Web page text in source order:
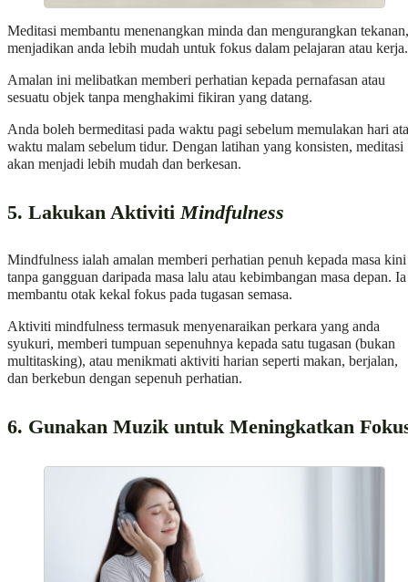
Meditasi membantu menenangkan minda dan mengurangkan tekanan,
menjadikan anda lebih mudah untuk fokus dalam pelajaran atau kerja.
Amalan ini melibatkan memberi perhatian kepada pernafasan atau
sesuatu objek tanpa menghakimi fikiran yang datang.
Anda boleh bermeditasi pada waktu pagi sebelum memulakan hari
waktu malam sebelum tidur. Dengan latihan yang konsisten, meditasi
akan menjadi lebih mudah dan berkesan.
5. Lakukan AktivitiMindfulness
Mindfulness ialah amalan memberi perhatian penuh kepada masa kini
tanpa gangguan daripada masa lalu atau kebimbangan masa depan. Ia
membantu otak kekal fokus pada tugasan semasa.
Aktiviti mindfulness termasuk menyenaraikan perkara yang anda
syukuri, memberi tumpuan sepenuhnya kepada satu tugasan (bukan
multitasking), atau menikmati aktiviti harian seperti makan, berjalan,
dan berkebun dengan sepenuh perhatian.
6. Gunakan Muzik untuk Meningkatkan